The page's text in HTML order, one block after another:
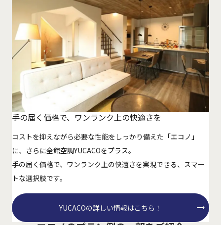
手の届く価格で、ワンランク上の快適さを
コストを抑えながら必要な性能をしっかり備えた「エコノ」
に、さらに全館空調YUCACOをプラス。
手の届く価格で、ワンランク上の快適さを実現できる、スマー
トな選択肢です。
YUCACOの詳しい情報はこちら！